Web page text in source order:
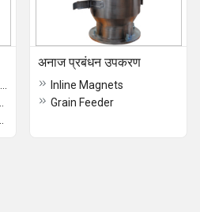
अनाज प्रबंधन उपकरण
Inline Magnets
Grain Feeder